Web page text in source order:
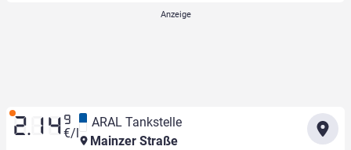
2.14 9
€/l
ARAL Tankstelle
Mainzer Straße